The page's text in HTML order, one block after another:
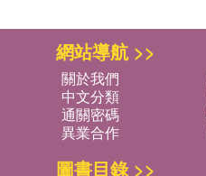
網站導航 >>
關於我們
中文分類
通關密碼
異業合作
圖書目錄 >>